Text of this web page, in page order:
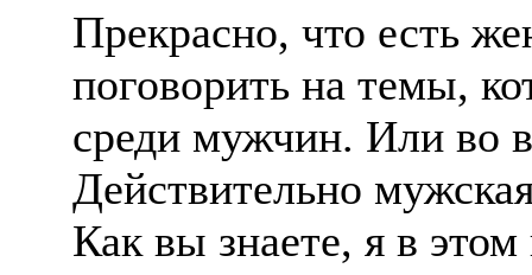
Прекрасно, что есть
поговорить на темы,
среди мужчин. Или во
Действительно
Как вы знаете, я в